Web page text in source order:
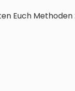
Euch